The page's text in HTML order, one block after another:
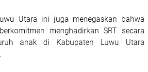
Utara ini juga menegaskan bahwa
menghadirkan SRT secara
anak di Kabupaten Luwu Utara